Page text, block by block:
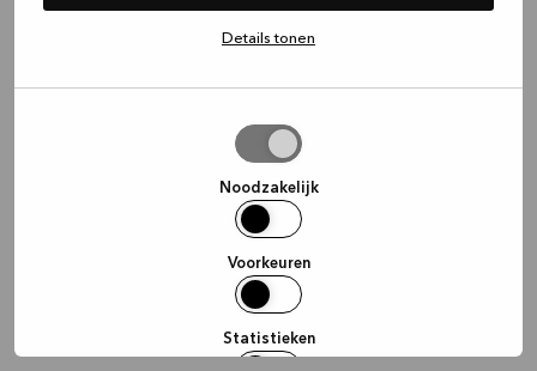
Details tonen
Noodzakelijk
Voorkeuren
Statistieken